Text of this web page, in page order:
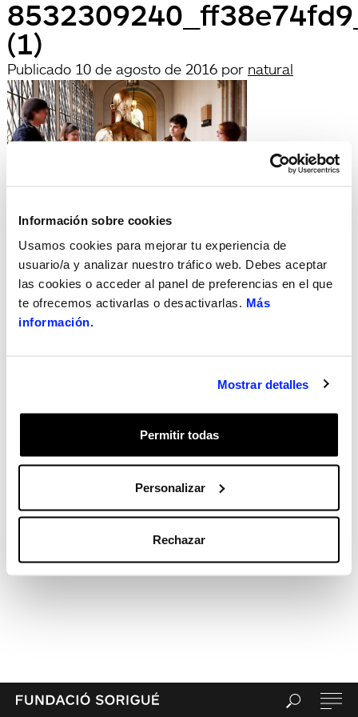
Información sobre cookies
Usamos cookies para mejorar tu experiencia de
usuario/a y analizar nuestro tráfico web. Debes aceptar
las cookies o acceder al panel de preferencias en el que
te ofrecemos activarlas o desactivarlas. Más
información.
Mostrar detalles
Permitir todas
Personalizar
Rechazar
(1)
Publicado 10 de agosto de 2016 por natural
archivadas en:
Búsqueda
Buscar
por:
Search
Meta
Feed de entradas